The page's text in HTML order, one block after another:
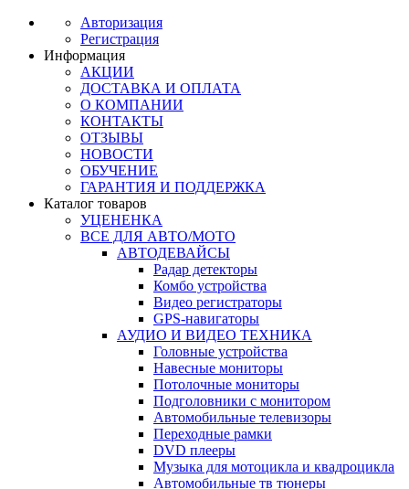
Авторизация
Регистрация
Информация
АКЦИИ
ДОСТАВКА И ОПЛАТА
О КОМПАНИИ
КОНТАКТЫ
ОТЗЫВЫ
НОВОСТИ
ОБУЧЕНИЕ
ГАРАНТИЯ И ПОДДЕРЖКА
Каталог товаров
УЦЕНЕНКА
ВСЕ ДЛЯ АВТО/МОТО
АВТОДЕВАЙСЫ
Радар детекторы
Комбо устройства
Видео регистраторы
GPS-навигаторы
АУДИО И ВИДЕО ТЕХНИКА
Головные устройства
Навесные мониторы
Потолочные мониторы
Подголовники с монитором
Автомобильные телевизоры
Переходные рамки
DVD плееры
Музыка для мотоцикла и квадроцикла
Автомобильные тв тюнеры